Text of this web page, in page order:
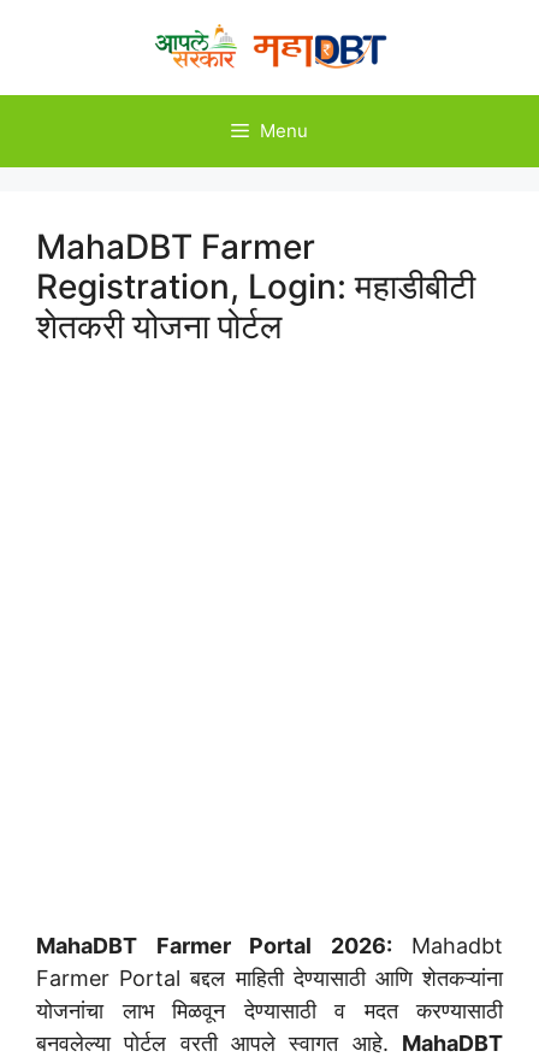
Menu
MahaDBT Farmer
Registration, Login: महाडीबीटी
शेतकरी योजना पोर्टल
MahaDBT Farmer Portal 2026: Mahadbt
Farmer Portal बद्दल माहिती देण्यासाठी आणि शेतकऱ्यांना
योजनांचा लाभ मिळवून देण्यासाठी व मदत करण्यासाठी
बनवलेल्या पोर्टल वरती आपले स्वागत आहे. MahaDBT